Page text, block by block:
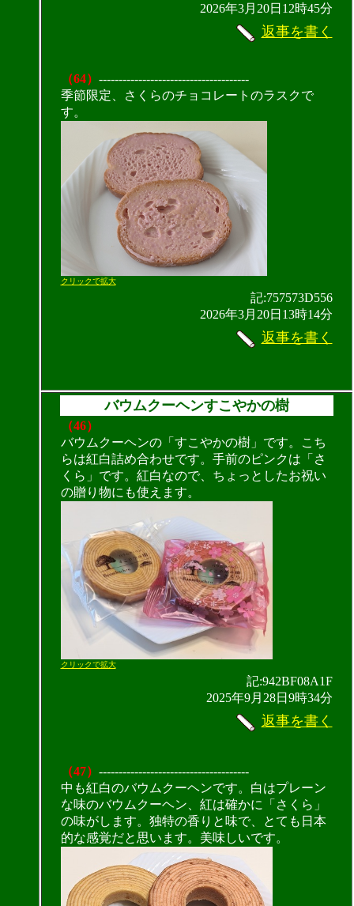
2026年3月20日12時45分
返事を書く
（64） --------------------------------------
季節限定、さくらのチョコレートのラスクで
す。
クリックで拡大
記:757573D556
2026年3月20日13時14分
返事を書く
バウムクーヘンすこやかの樹
（46）
バウムクーヘンの「すこやかの樹」です。こち
らは紅白詰め合わせです。手前のピンクは「さ
くら」です。紅白なので、ちょっとしたお祝い
の贈り物にも使えます。
クリックで拡大
記:942BF08A1F
2025年9月28日9時34分
返事を書く
（47） --------------------------------------
中も紅白のバウムクーヘンです。白はプレーン
な味のバウムクーヘン、紅は確かに「さくら」
の味がします。独特の香りと味で、とても日本
的な感覚だと思います。美味しいです。